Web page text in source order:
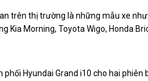
trên thị trường là những mẫu xe
Kia Morning, Toyota Wigo, Honda
Hyundai Grand i10 cho hai